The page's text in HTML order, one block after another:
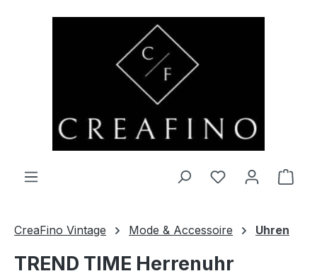
Zum Hauptinhalt springen
Du hast 0
CreaFino Vintage Mode & Accessoire Uhren
TREND TIME Herrenuhr